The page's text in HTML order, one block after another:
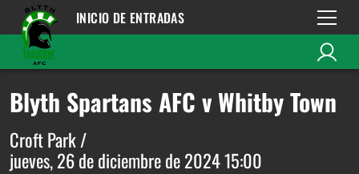
INICIO DE ENTRADAS
Blyth Spartans AFC v Whitby Town
Croft Park /
jueves, 26 de diciembre de 2024 15:00